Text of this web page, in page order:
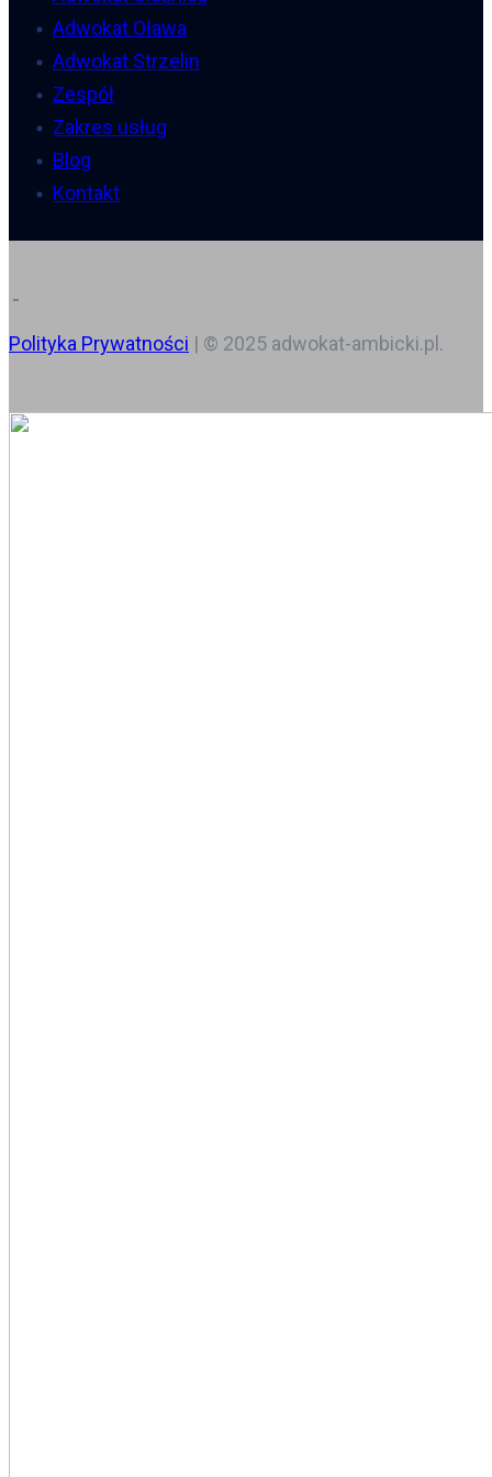
Adwokat Oława
Adwokat Strzelin
Zespół
Zakres usług
Blog
Kontakt
Polityka Prywatności | © 2025 adwokat-ambicki.pl.